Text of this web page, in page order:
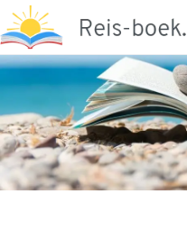
naar
de
inhoud